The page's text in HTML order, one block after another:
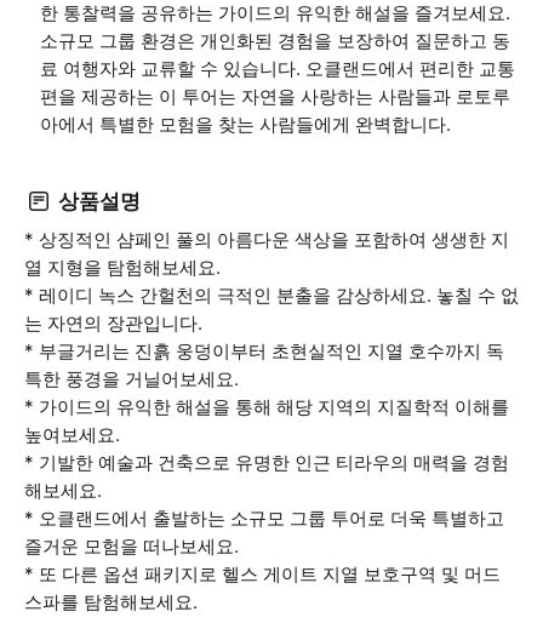
한 통찰력을 공유하는 가이드의 유익한 해설을 즐겨보세요.
소규모 그룹 환경은 개인화된 경험을 보장하여 질문하고 동
료 여행자와 교류할 수 있습니다. 오클랜드에서 편리한 교통
편을 제공하는 이 투어는 자연을 사랑하는 사람들과 로토루
아에서 특별한 모험을 찾는 사람들에게 완벽합니다.
상품설명
* 상징적인 샴페인 풀의 아름다운 색상을 포함하여 생생한 지
열 지형을 탐험해보세요.
* 레이디 녹스 간헐천의 극적인 분출을 감상하세요. 놓칠 수 없
는 자연의 장관입니다.
* 부글거리는 진흙 웅덩이부터 초현실적인 지열 호수까지 독
특한 풍경을 거닐어보세요.
* 가이드의 유익한 해설을 통해 해당 지역의 지질학적 이해를
높여보세요.
* 기발한 예술과 건축으로 유명한 인근 티라우의 매력을 경험
해보세요.
* 오클랜드에서 출발하는 소규모 그룹 투어로 더욱 특별하고
즐거운 모험을 떠나보세요.
* 또 다른 옵션 패키지로 헬스 게이트 지열 보호구역 및 머드
스파를 탐험해보세요.